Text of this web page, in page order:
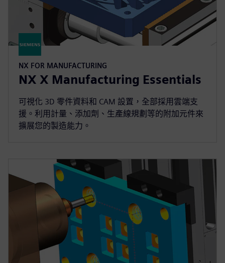
NX FOR MANUFACTURING
NX X Manufacturing Essentials
可視化 3D 零件資料和 CAM 設置，全部採用雲端支
援。利用計量、添加劑、生產線規劃等的附加元件來
擴展您的製造能力。